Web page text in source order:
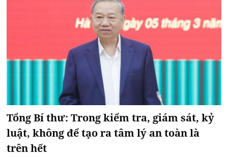
Tổng Bí thư: Trong kiểm tra, giám sát, kỷ
luật, không để tạo ra tâm lý an toàn là
trên hết